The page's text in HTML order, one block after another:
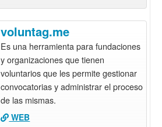
voluntag.me
Es una herramienta para fundaciones
y organizaciones que tienen
voluntarios que les permite gestionar
convocatorias y administrar el proceso
de las mismas.
WEB